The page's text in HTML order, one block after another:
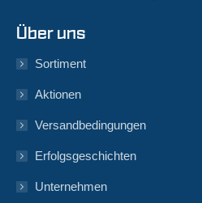
Über uns
Sortiment
Aktionen
Versandbedingungen
Erfolgsgeschichten
Unternehmen